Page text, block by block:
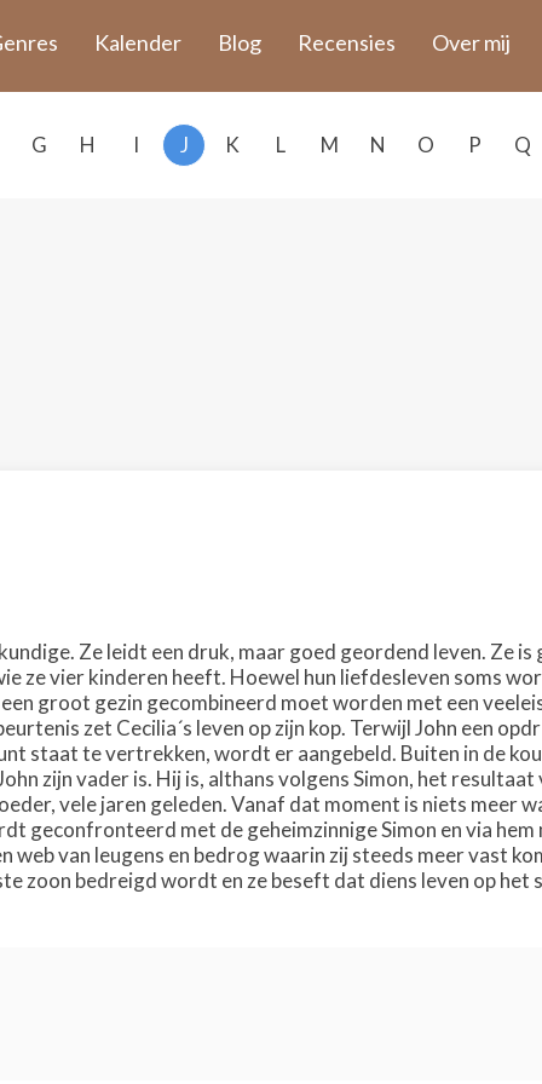
Kalender Blog Recensies Over mij
G H I J K L M N O P Q
Ze leidt een druk, maar goed geordend leven. Ze
ze vier kinderen heeft. Hoewel hun liefdesleven soms
groot gezin gecombineerd moet worden met een
zet Cecilia´s leven op zijn kop. Terwijl John een
staat te vertrekken, wordt er aangebeld. Buiten in de
zijn vader is. Hij is, althans volgens Simon, het
vele jaren geleden. Vanaf dat moment is niets
geconfronteerd met de geheimzinnige Simon en via
web van leugens en bedrog waarin zij steeds meer vast
zoon bedreigd wordt en ze beseft dat diens leven op het